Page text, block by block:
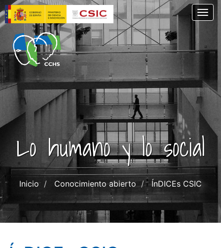
Pasar
al
contenido
principal
Lo humano y lo social
Inicio Conocimiento abierto ÍnDICEs CSIC